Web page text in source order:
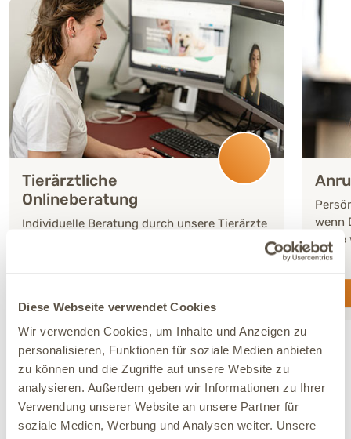
Diese Webseite verwendet Cookies
Wir verwenden Cookies, um Inhalte und Anzeigen zu
personalisieren, Funktionen für soziale Medien anbieten
zu können und die Zugriffe auf unsere Website zu
analysieren. Außerdem geben wir Informationen zu Ihrer
Verwendung unserer Website an unsere Partner für
soziale Medien, Werbung und Analysen weiter. Unsere
Tierärztliche
Onlineberatung
Individuelle Beratung durch unsere Tierärzte
wenn